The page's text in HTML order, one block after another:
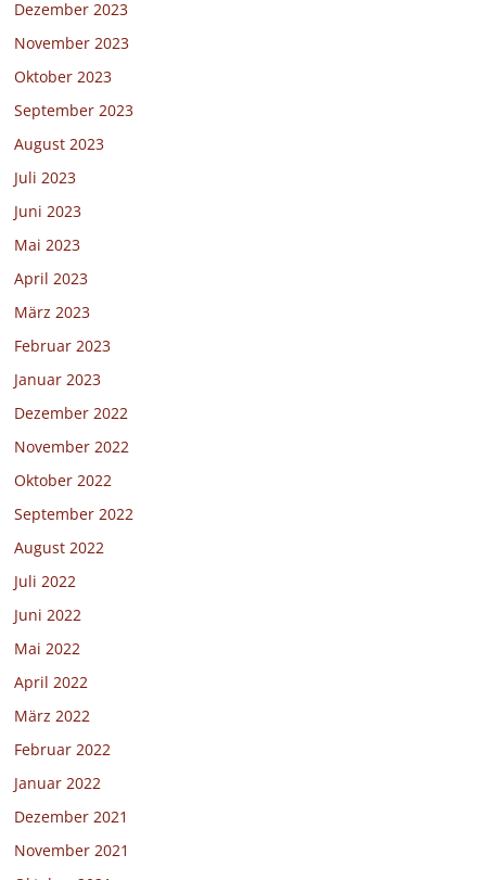
Dezember 2023
November 2023
Oktober 2023
September 2023
August 2023
Juli 2023
Juni 2023
Mai 2023
April 2023
März 2023
Februar 2023
Januar 2023
Dezember 2022
November 2022
Oktober 2022
September 2022
August 2022
Juli 2022
Juni 2022
Mai 2022
April 2022
März 2022
Februar 2022
Januar 2022
Dezember 2021
November 2021